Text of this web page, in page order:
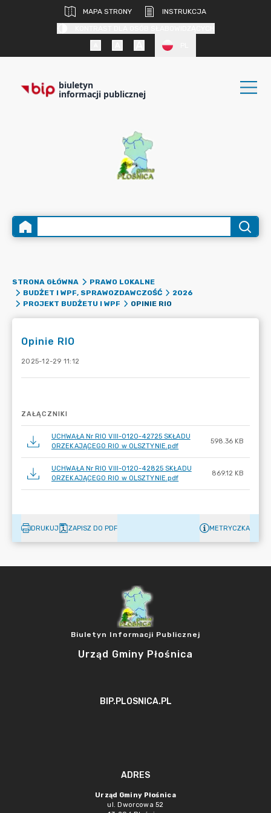
MAPA STRONY
INSTRUKCJA
biuletyn
informacji publicznej
STRONA GŁÓWNA
PRAWO LOKALNE
BUDŻET I WPF, SPRAWOZDAWCZOŚĆ
2026
PROJEKT BUDŻETU I WPF
OPINIE RIO
Opinie RIO
2025-12-29 11:12
ZAŁĄCZNIKI
UCHWAŁA Nr RIO VIII-0120-42725 SKŁADU
ORZEKAJĄCEGO RIO w OLSZTYNIE.pdf
598.36 KB
UCHWAŁA Nr RIO VIII-0120-42825 SKŁADU
ORZEKAJĄCEGO RIO w OLSZTYNIE.pdf
869.12 KB
DRUKUJ ZAPISZ DO PDF METRYCZKA
Biuletyn Informacji Publicznej
Urząd Gminy Płośnica
BIP.PLOSNICA.PL
ADRES
Urząd Gminy Płośnica
ul. Dworcowa 52